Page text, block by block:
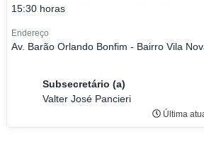
15:30 horas
Endereço
Av. Barão Orlando Bonfim - Bairro Vila
Subsecretário (a)
Valter José Pancieri
Última